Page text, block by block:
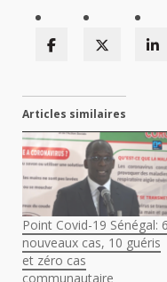
Articles similaires
Point Covid-19 Sénégal: 6
nouveaux cas, 10 guéris
et zéro cas
communautaire